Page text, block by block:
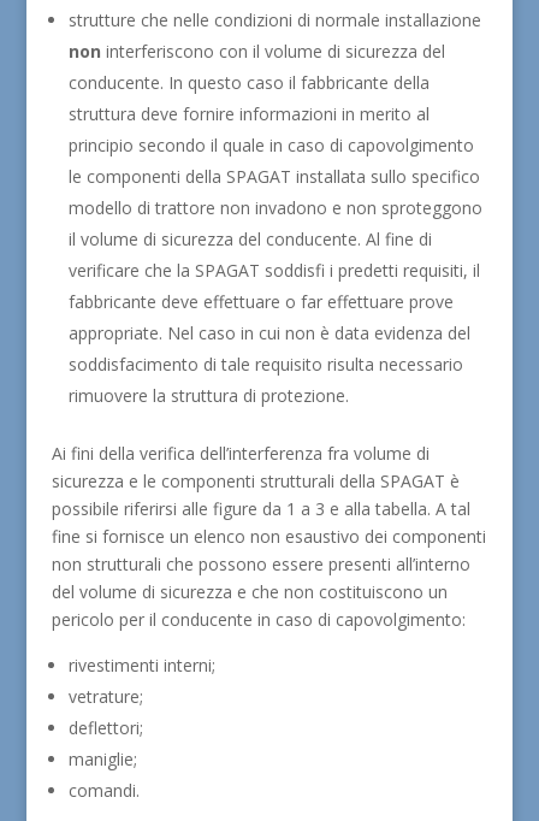
strutture che nelle condizioni di normale installazione
non interferiscono con il volume di sicurezza del
conducente. In questo caso il fabbricante della
struttura deve fornire informazioni in merito al
principio secondo il quale in caso di capovolgimento
le componenti della SPAGAT installata sullo specifico
modello di trattore non invadono e non sproteggono
il volume di sicurezza del conducente. Al fine di
verificare che la SPAGAT soddisfi i predetti requisiti, il
fabbricante deve effettuare o far effettuare prove
appropriate. Nel caso in cui non è data evidenza del
soddisfacimento di tale requisito risulta necessario
rimuovere la struttura di protezione.
Ai fini della verifica dell’interferenza fra volume di
sicurezza e le componenti strutturali della SPAGAT è
possibile riferirsi alle figure da 1 a 3 e alla tabella. A tal
fine si fornisce un elenco non esaustivo dei componenti
non strutturali che possono essere presenti all’interno
del volume di sicurezza e che non costituiscono un
pericolo per il conducente in caso di capovolgimento:
rivestimenti interni;
vetrature;
deflettori;
maniglie;
comandi.